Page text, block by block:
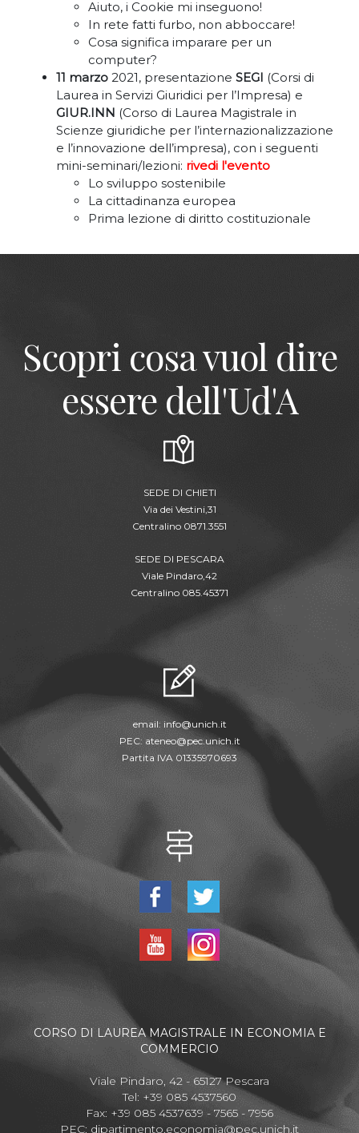
Aiuto, i Cookie mi inseguono!
In rete fatti furbo, non abboccare!
Cosa significa imparare per un
computer?
11 marzo 2021, presentazione SEGI (Corsi di
Laurea in Servizi Giuridici per l’Impresa) e
GIUR.INN (Corso di Laurea Magistrale in
Scienze giuridiche per l’internazionalizzazione
e l’innovazione dell’impresa), con i seguenti
mini-seminari/lezioni: rivedi l'evento
Lo sviluppo sostenibile
La cittadinanza europea
Prima lezione di diritto costituzionale
Scopri cosa vuol dire
essere dell'Ud'A
SEDE DI CHIETI
Via dei Vestini,31
Centralino 0871.3551
SEDE DI PESCARA
Viale Pindaro,42
Centralino 085.45371
email: info@unich.it
PEC: ateneo@pec.unich.it
Partita IVA 01335970693
CORSO DI LAUREA MAGISTRALE IN ECONOMIA E
COMMERCIO
Viale Pindaro, 42 - 65127 Pescara
Tel: +39 085 4537560
Fax: +39 085 4537639 - 7565 - 7956
PEC: dipartimento.economia@pec.unich.it